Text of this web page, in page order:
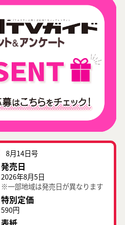
8月14日号
発売日
2026年8月5日
※一部地域は発売日が異なります
特別定価
590円